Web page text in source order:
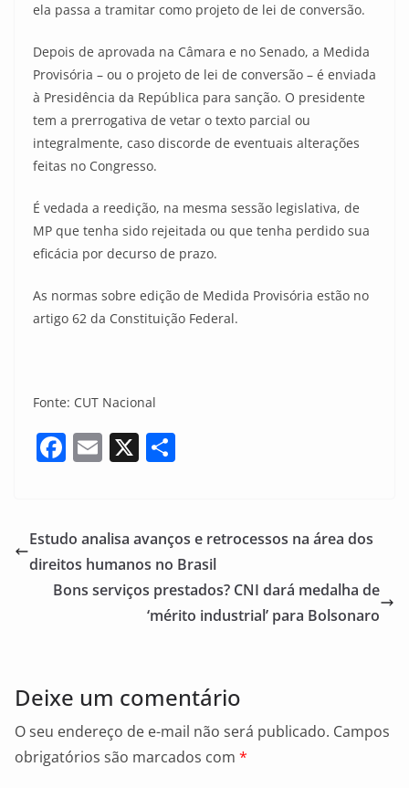
ela passa a tramitar como projeto de lei de conversão.
Depois de aprovada na Câmara e no Senado, a Medida
Provisória – ou o projeto de lei de conversão – é enviada
à Presidência da República para sanção. O presidente
tem a prerrogativa de vetar o texto parcial ou
integralmente, caso discorde de eventuais alterações
feitas no Congresso.
É vedada a reedição, na mesma sessão legislativa, de
MP que tenha sido rejeitada ou que tenha perdido sua
eficácia por decurso de prazo.
As normas sobre edição de Medida Provisória estão no
artigo 62 da Constituição Federal.
Fonte: CUT Nacional
F
e
b
o
E
l
X
e
Estudo analisa avanços e retrocessos na área dos
direitos humanos no Brasil
Bons serviços prestados? CNI dará medalha de
‘mérito industrial’ para Bolsonaro
Deixe um comentário
O seu endereço de e-mail não será publicado. Campos
obrigatórios são marcados com *